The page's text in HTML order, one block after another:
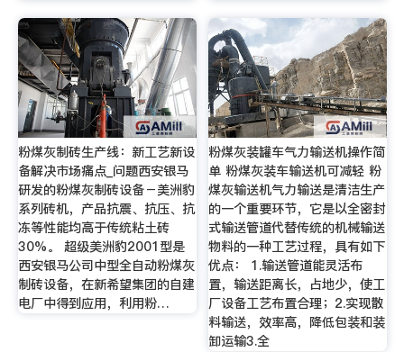
粉煤灰制砖生产线：新工艺新设
备解决市场痛点_问题西安银马
研发的粉煤灰制砖设备－美洲豹
系列砖机，产品抗震、抗压、抗
冻等性能均高于传统粘土砖
30%。 超级美洲豹2001型是
西安银马公司中型全自动粉煤灰
制砖设备，在新希望集团的自建
电厂中得到应用，利用粉…
粉煤灰装罐车气力输送机操作简
单 粉煤灰装车输送机可减轻 粉
煤灰输送机气力输送是清洁生产
的一个重要环节，它是以全密封
式输送管道代替传统的机械输送
物料的一种工艺过程，具有如下
优点： 1.输送管道能灵活布
置，输送距离长，占地少，使工
厂设备工艺布置合理；2.实现散
料输送，效率高，降低包装和装
卸运输3.全